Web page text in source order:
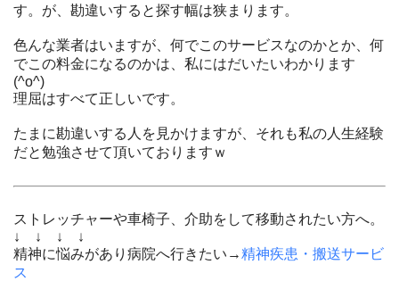
す。が、勘違いすると探す幅は狭まります。
色んな業者はいますが、何でこのサービスなのかとか、何
でこの料金になるのかは、私にはだいたいわかります
(^o^)
理屈はすべて正しいです。
たまに勘違いする人を見かけますが、それも私の人生経験
だと勉強させて頂いておりますｗ
ストレッチャーや車椅子、介助をして移動されたい方へ。
↓ ↓ ↓ ↓
精神に悩みがあり病院へ行きたい→精神疾患・搬送サービ
ス